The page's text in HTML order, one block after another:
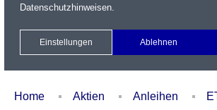
Xetra Realtime
Watchlist Portfolio
Home Aktien Anleihen
Datenschutzhinweisen.
Einstellungen Ablehnen